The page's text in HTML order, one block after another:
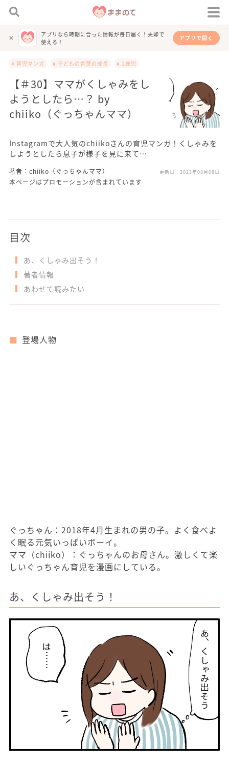
アプリなら時期に合った情報が毎日届く！夫婦で
使える！
アプリで開く
# 育児マンガ # 子どもの言葉の成長 # 1歳児
【＃30】ママがくしゃみをし
ようとしたら…？ by
chiiko（ぐっちゃんママ）
Instagramで大人気のchiikoさんの育児マンガ！くしゃみを
しようとしたら息子が様子を見に来て…
著者：chiiko（ぐっちゃんママ） 更新日： 2023年08月08日
本ページはプロモーションが含まれています
目次
あ、くしゃみ出そう！
著者情報
あわせて読みたい
登場人物
ぐっちゃん：2018年4月生まれの男の子。よく食べよ
く眠る元気いっぱいボーイ。
ママ（chiiko）：ぐっちゃんのお母さん。激しくて楽
しいぐっちゃん育児を漫画にしている。
あ、くしゃみ出そう！